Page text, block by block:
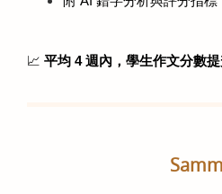
📈 平均 4 週內，學生作文分數提